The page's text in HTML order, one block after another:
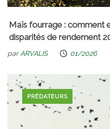
Maïs fourrage : comment
disparités de rendement
parARVALIS 01/2026
PRÉDATEURS